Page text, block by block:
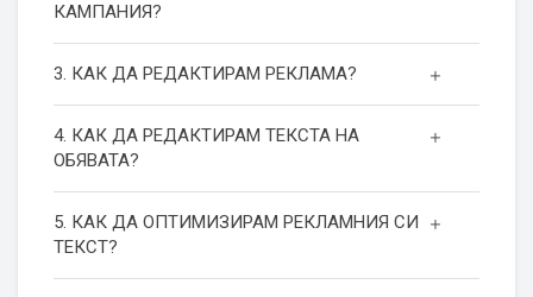
КАМПАНИЯ?
3. КАК ДА РЕДАКТИРАМ РЕКЛАМА?
4. КАК ДА РЕДАКТИРАМ ТЕКСТА НА
ОБЯВАТА?
5. КАК ДА ОПТИМИЗИРАМ РЕКЛАМНИЯ СИ
ТЕКСТ?